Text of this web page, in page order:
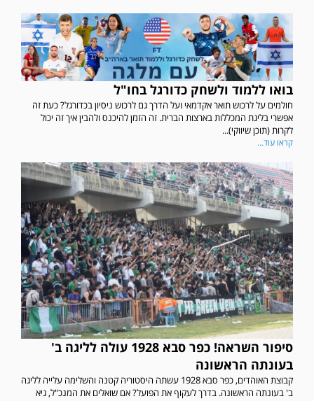
בואו ללמוד ולשחק כדורגל בחו"ל
חולמים על לרכוש תואר אקדמאי ועל הדרך גם לרכוש ניסיון בכדורגל? כעת זה
אפשרי בליגת המכללות בארצות הברית. זה הזמן להיכנס ולהבין איך זה יכול
לקרות (תוכן שיווקי)...
קראו עוד...
סיפור השראה! כפר סבא 1928 עולה לליגה ב'
בעונתה הראשונה
קבוצת האוהדים, כפר סבא 1928 עשתה היסטוריה קטנה והשלימה עלייה לליגה
ב' בעונתה הראשונה. בדרך לעקוף את הפועל? אם שואלים את המנכ"ל, גיא